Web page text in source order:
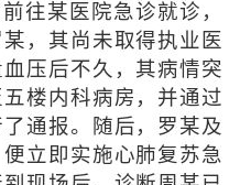
往某医院急诊就诊，
，其尚未取得执业医
压后不久，其病情突
楼内科病房，并通过
通报。随后，罗某及
立即实施心肺复苏急